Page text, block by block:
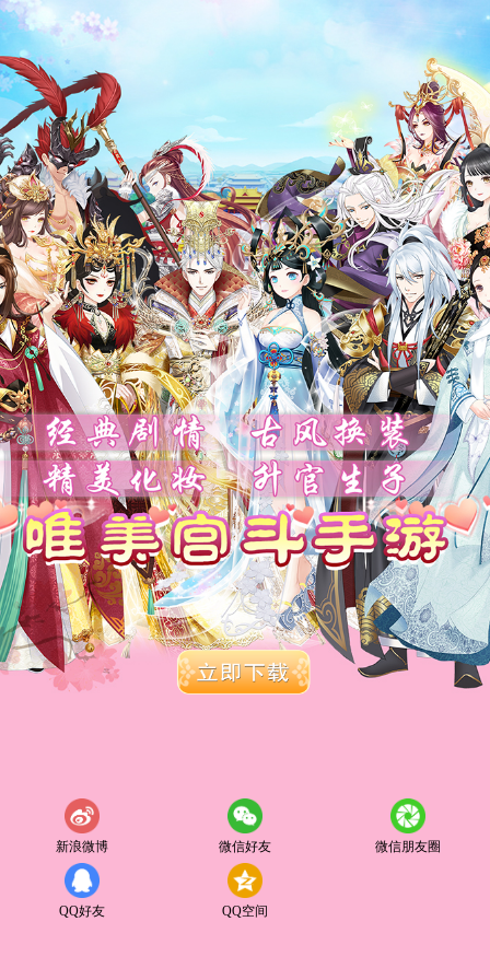
新浪微博 微信好友 微信朋友圈
QQ好友 QQ空间